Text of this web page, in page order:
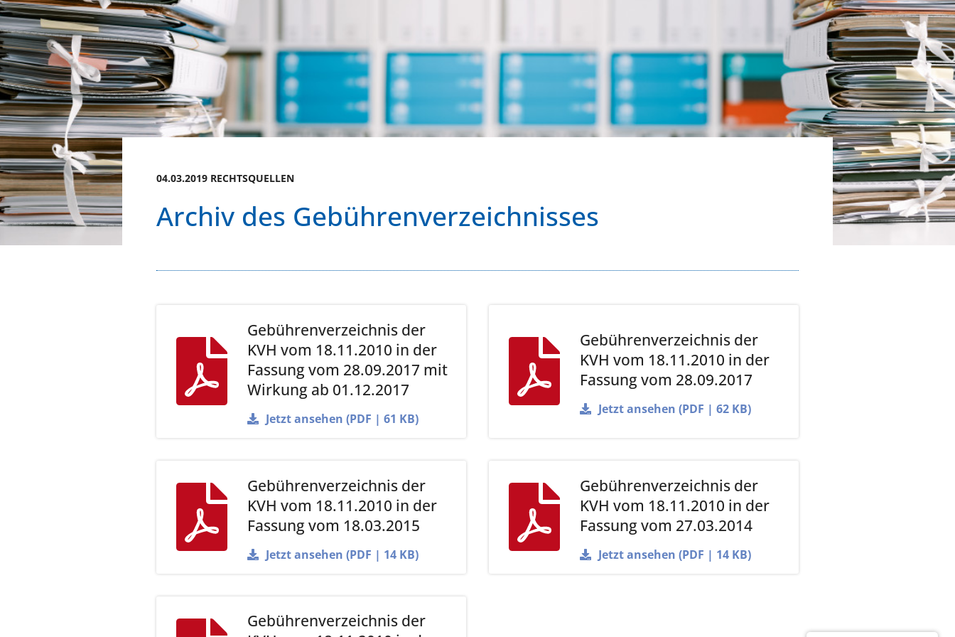
04.03.2019 RECHTSQUELLEN
Archiv des Gebührenverzeichnisses
Gebührenverzeichnis der
KVH vom 18.11.2010 in der
Fassung vom 28.09.2017 mit
Wirkung ab 01.12.2017
Jetzt ansehen (PDF | 61 KB)
Gebührenverzeichnis der
KVH vom 18.11.2010 in der
Fassung vom 28.09.2017
Jetzt ansehen (PDF | 62 KB)
Gebührenverzeichnis der
KVH vom 18.11.2010 in der
Fassung vom 18.03.2015
Jetzt ansehen (PDF | 14 KB)
Gebührenverzeichnis der
KVH vom 18.11.2010 in der
Fassung vom 27.03.2014
Jetzt ansehen (PDF | 14 KB)
Gebührenverzeichnis der